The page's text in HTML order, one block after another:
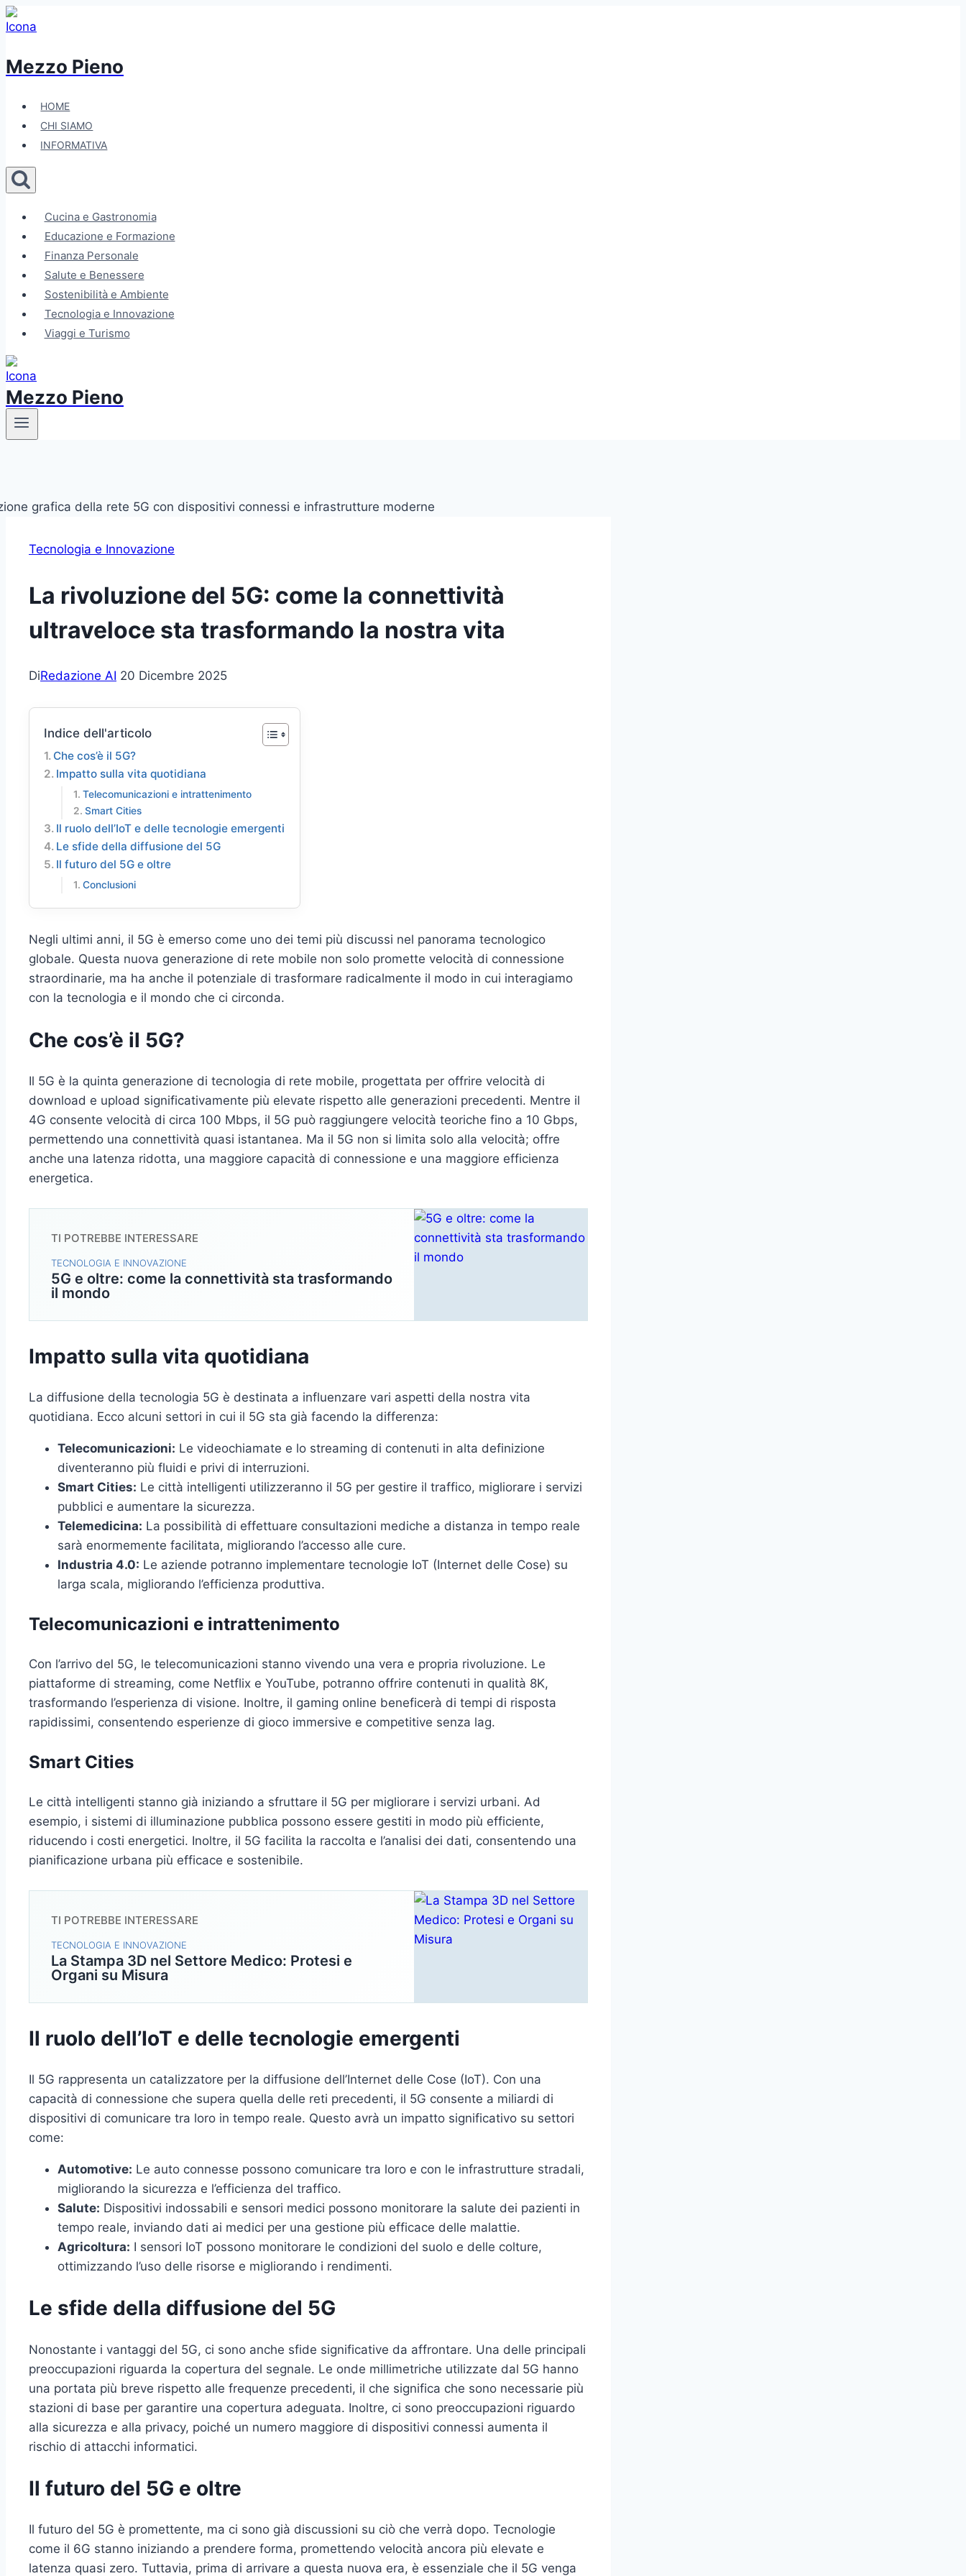
Salta
al
Mezzo Pieno
HOME
CHI SIAMO
INFORMATIVA
Cucina e Gastronomia
Educazione e Formazione
Finanza Personale
Salute e Benessere
Sostenibilità e Ambiente
Tecnologia e Innovazione
Viaggi e Turismo
Mezzo Pieno
Tecnologia e Innovazione
La rivoluzione del 5G: come la connettività
ultraveloce sta trasformando la nostra vita
DiRedazione AI 20 Dicembre 2025
Indice dell'articolo
Che cos’è il 5G?
Impatto sulla vita quotidiana
Telecomunicazioni e intrattenimento
Smart Cities
Il ruolo dell’IoT e delle tecnologie emergenti
Le sfide della diffusione del 5G
Il futuro del 5G e oltre
Conclusioni
Negli ultimi anni, il 5G è emerso come uno dei temi più discussi nel panorama tecnologico
globale. Questa nuova generazione di rete mobile non solo promette velocità di connessione
straordinarie, ma ha anche il potenziale di trasformare radicalmente il modo in cui interagiamo
con la tecnologia e il mondo che ci circonda.
Che cos’è il 5G?
Il 5G è la quinta generazione di tecnologia di rete mobile, progettata per offrire velocità di
download e upload significativamente più elevate rispetto alle generazioni precedenti. Mentre il
4G consente velocità di circa 100 Mbps, il 5G può raggiungere velocità teoriche fino a 10 Gbps,
permettendo una connettività quasi istantanea. Ma il 5G non si limita solo alla velocità; offre
anche una latenza ridotta, una maggiore capacità di connessione e una maggiore efficienza
energetica.
TI POTREBBE INTERESSARE
TECNOLOGIA E INNOVAZIONE
5G e oltre: come la connettività sta trasformando
il mondo
Impatto sulla vita quotidiana
La diffusione della tecnologia 5G è destinata a influenzare vari aspetti della nostra vita
quotidiana. Ecco alcuni settori in cui il 5G sta già facendo la differenza:
Telecomunicazioni: Le videochiamate e lo streaming di contenuti in alta definizione
diventeranno più fluidi e privi di interruzioni.
Smart Cities: Le città intelligenti utilizzeranno il 5G per gestire il traffico, migliorare i servizi
pubblici e aumentare la sicurezza.
Telemedicina: La possibilità di effettuare consultazioni mediche a distanza in tempo reale
sarà enormemente facilitata, migliorando l’accesso alle cure.
Industria 4.0: Le aziende potranno implementare tecnologie IoT (Internet delle Cose) su
larga scala, migliorando l’efficienza produttiva.
Telecomunicazioni e intrattenimento
Con l’arrivo del 5G, le telecomunicazioni stanno vivendo una vera e propria rivoluzione. Le
piattaforme di streaming, come Netflix e YouTube, potranno offrire contenuti in qualità 8K,
trasformando l’esperienza di visione. Inoltre, il gaming online beneficerà di tempi di risposta
rapidissimi, consentendo esperienze di gioco immersive e competitive senza lag.
Smart Cities
Le città intelligenti stanno già iniziando a sfruttare il 5G per migliorare i servizi urbani. Ad
esempio, i sistemi di illuminazione pubblica possono essere gestiti in modo più efficiente,
riducendo i costi energetici. Inoltre, il 5G facilita la raccolta e l’analisi dei dati, consentendo una
pianificazione urbana più efficace e sostenibile.
TI POTREBBE INTERESSARE
TECNOLOGIA E INNOVAZIONE
La Stampa 3D nel Settore Medico: Protesi e
Organi su Misura
Il ruolo dell’IoT e delle tecnologie emergenti
Il 5G rappresenta un catalizzatore per la diffusione dell’Internet delle Cose (IoT). Con una
capacità di connessione che supera quella delle reti precedenti, il 5G consente a miliardi di
dispositivi di comunicare tra loro in tempo reale. Questo avrà un impatto significativo su settori
come:
Automotive: Le auto connesse possono comunicare tra loro e con le infrastrutture stradali,
migliorando la sicurezza e l’efficienza del traffico.
Salute: Dispositivi indossabili e sensori medici possono monitorare la salute dei pazienti in
tempo reale, inviando dati ai medici per una gestione più efficace delle malattie.
Agricoltura: I sensori IoT possono monitorare le condizioni del suolo e delle colture,
ottimizzando l’uso delle risorse e migliorando i rendimenti.
Le sfide della diffusione del 5G
Nonostante i vantaggi del 5G, ci sono anche sfide significative da affrontare. Una delle principali
preoccupazioni riguarda la copertura del segnale. Le onde millimetriche utilizzate dal 5G hanno
una portata più breve rispetto alle frequenze precedenti, il che significa che sono necessarie più
stazioni di base per garantire una copertura adeguata. Inoltre, ci sono preoccupazioni riguardo
alla sicurezza e alla privacy, poiché un numero maggiore di dispositivi connessi aumenta il
rischio di attacchi informatici.
Il futuro del 5G e oltre
Il futuro del 5G è promettente, ma ci sono già discussioni su ciò che verrà dopo. Tecnologie
come il 6G stanno iniziando a prendere forma, promettendo velocità ancora più elevate e
latenza quasi zero. Tuttavia, prima di arrivare a questa nuova era, è essenziale che il 5G venga